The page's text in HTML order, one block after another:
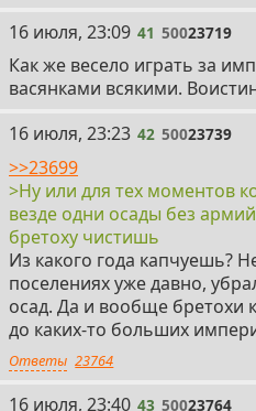
41
16 июля, 23:09 41 50023719
Как же весело играть за
васянками всякими.
42
16 июля, 23:23 42 50023739
>>23699
>Ну или для тех моментов
везде одни осады без
бретоху чистишь
Из какого года капчуешь?
поселениях уже давно,
осад. Да и вообще бретохи
до каких-то больших
Ответы 23764
43
16 июля, 23:40 43 50023764